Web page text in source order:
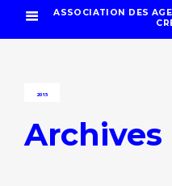
ASSOCIATION DES
2015
Archives